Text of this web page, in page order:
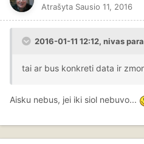
Atrašyta Sausio 11, 2016
2016-01-11 12:12, nivas
tai ar bus konkreti data ir
Aisku nebus, jei iki siol nebuvo...